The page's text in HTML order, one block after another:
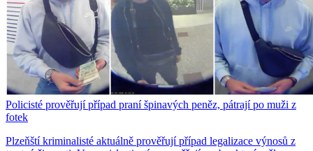
Policisté prověřují případ praní špinavých peněz, pátrají po muži z
fotek
Plzeňští kriminalisté aktuálně prověřují případ legalizace výnosů z